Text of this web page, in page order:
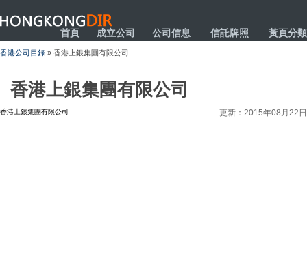
HONGKONGDIR
首頁 成立公司 公司信息 信託牌照 黃頁分類
香港公司目錄 » 香港上銀集團有限公司
香港上銀集團有限公司
香港上銀集團有限公司 更新：2015年08月22日